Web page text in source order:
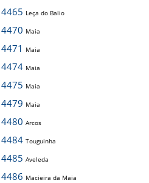
4465 Leça do Balio
4470 Maia
4471 Maia
4474 Maia
4475 Maia
4479 Maia
4480 Arcos
4484 Touguinha
4485 Aveleda
4486 Macieira da Maia